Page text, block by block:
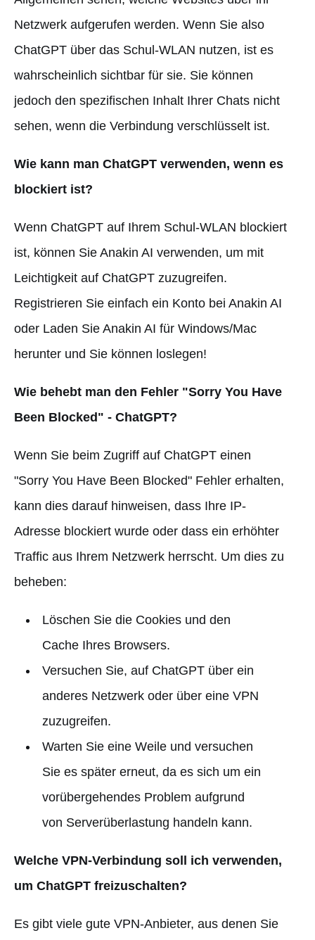
Netzwerk aufgerufen werden. Wenn Sie also
ChatGPT über das Schul-WLAN nutzen, ist es
wahrscheinlich sichtbar für sie. Sie können
jedoch den spezifischen Inhalt Ihrer Chats nicht
sehen, wenn die Verbindung verschlüsselt ist.
Wie kann man ChatGPT verwenden, wenn es
blockiert ist?
Wenn ChatGPT auf Ihrem Schul-WLAN blockiert
ist, können Sie Anakin AI verwenden, um mit
Leichtigkeit auf ChatGPT zuzugreifen.
Registrieren Sie einfach ein Konto bei Anakin AI
oder Laden Sie Anakin AI für Windows/Mac
herunter und Sie können loslegen!
Wie behebt man den Fehler "Sorry You Have
Been Blocked" - ChatGPT?
Wenn Sie beim Zugriff auf ChatGPT einen
"Sorry You Have Been Blocked" Fehler erhalten,
kann dies darauf hinweisen, dass Ihre IP-
Adresse blockiert wurde oder dass ein erhöhter
Traffic aus Ihrem Netzwerk herrscht. Um dies zu
beheben:
Löschen Sie die Cookies und den
Cache Ihres Browsers.
Versuchen Sie, auf ChatGPT über ein
anderes Netzwerk oder über eine VPN
zuzugreifen.
Warten Sie eine Weile und versuchen
Sie es später erneut, da es sich um ein
vorübergehendes Problem aufgrund
von Serverüberlastung handeln kann.
Welche VPN-Verbindung soll ich verwenden,
um ChatGPT freizuschalten?
Es gibt viele gute VPN-Anbieter, aus denen Sie